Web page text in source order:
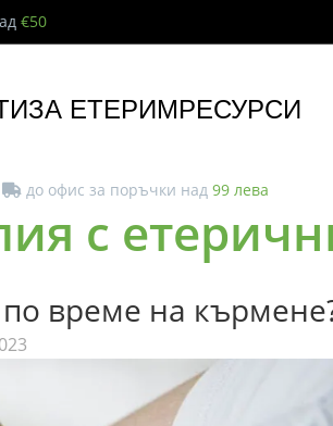
€50
ЗА ЕТЕРИМРЕСУРСИ
до офис за поръчки над99 лева
с
време на